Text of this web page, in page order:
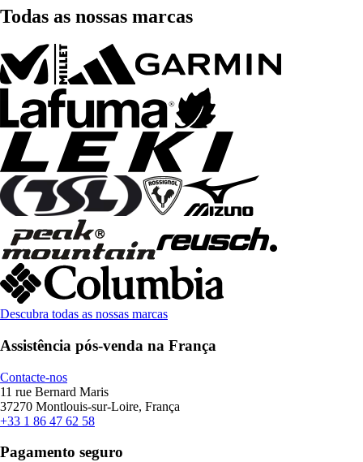
Todas as nossas marcas
Descubra todas as nossas marcas
Assistência pós-venda na França
Contacte-nos
11 rue Bernard Maris
37270 Montlouis-sur-Loire, França
+33 1 86 47 62 58
Pagamento seguro